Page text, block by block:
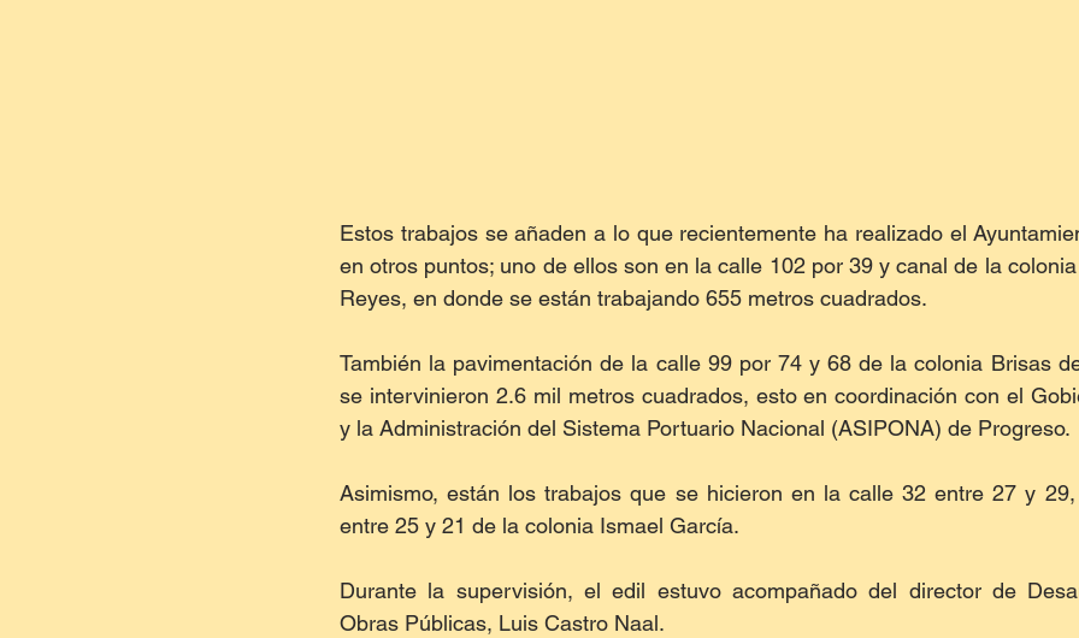
Estos trabajos se añaden a lo que recientemente ha realizado el
en otros puntos; uno de ellos son en la calle 102 por 39 y canal de la
Reyes, en donde se están trabajando 655 metros cuadrados.
También la pavimentación de la calle 99 por 74 y 68 de la colonia Brisas
se intervinieron 2.6 mil metros cuadrados, esto en coordinación con el
y la Administración del Sistema Portuario Nacional (ASIPONA) de Progreso.
Asimismo, están los trabajos que se hicieron en la calle 32 entre 27 y
entre 25 y 21 de la colonia Ismael García.
Durante la supervisión, el edil estuvo acompañado del director de
Obras Públicas, Luis Castro Naal.